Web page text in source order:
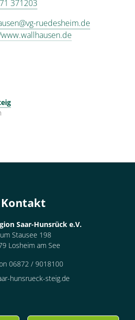
371203
ruedesheim.de
Kontakt
Saar-Hunsrück e.V.
Stausee 198
Losheim am See
06872 / 9018100
hunsrueck-steig.de